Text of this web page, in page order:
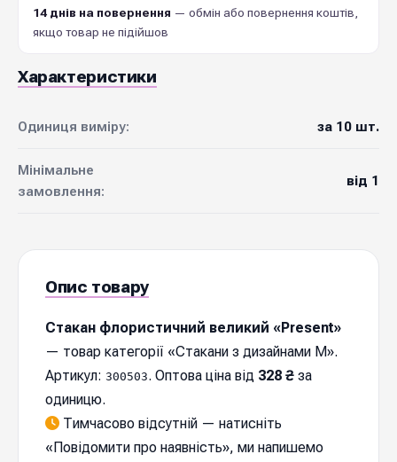
14 днів на повернення — обмін або повернення коштів,
якщо товар не підійшов
Характеристики
Одиниця виміру: за 10 шт.
Мінімальне
замовлення:
від 1
Опис товару
Стакан флористичний великий «Present»
— товар категорії «Стакани з дизайнами М».
Артикул: 300503. Оптова ціна від 328 ₴ за
одиницю.
Тимчасово відсутній — натисніть
«Повідомити про наявність», ми напишемо